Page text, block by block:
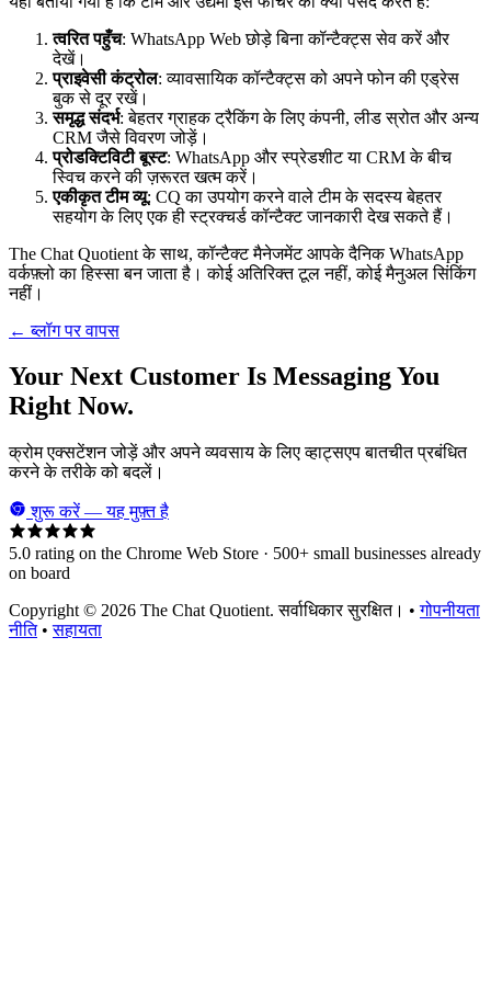
त्वरित पहुँच: WhatsApp Web छोड़े बिना कॉन्टैक्ट्स सेव करें और
देखें।
प्राइवेसी कंट्रोल: व्यावसायिक कॉन्टैक्ट्स को अपने फोन की एड्रेस
बुक से दूर रखें।
समृद्ध संदर्भ: बेहतर ग्राहक ट्रैकिंग के लिए कंपनी, लीड स्रोत और अन्य
CRM जैसे विवरण जोड़ें।
प्रोडक्टिविटी बूस्ट: WhatsApp और स्प्रेडशीट या CRM के बीच
स्विच करने की ज़रूरत खत्म करें।
एकीकृत टीम व्यू: CQ का उपयोग करने वाले टीम के सदस्य बेहतर
सहयोग के लिए एक ही स्ट्रक्चर्ड कॉन्टैक्ट जानकारी देख सकते हैं।
The Chat Quotient के साथ, कॉन्टैक्ट मैनेजमेंट आपके दैनिक WhatsApp
वर्कफ़्लो का हिस्सा बन जाता है। कोई अतिरिक्त टूल नहीं, कोई मैनुअल सिंकिंग
नहीं।
← ब्लॉग पर वापस
Your Next Customer Is Messaging You
Right Now.
क्रोम एक्सटेंशन जोड़ें और अपने व्यवसाय के लिए व्हाट्सएप बातचीत प्रबंधित
करने के तरीके को बदलें।
शुरू करें — यह मुफ़्त है
5.0 rating on the Chrome Web Store · 500+ small businesses already
on board
Copyright © 2026 The Chat Quotient. सर्वाधिकार सुरक्षित। •गोपनीयता
नीति•सहायता